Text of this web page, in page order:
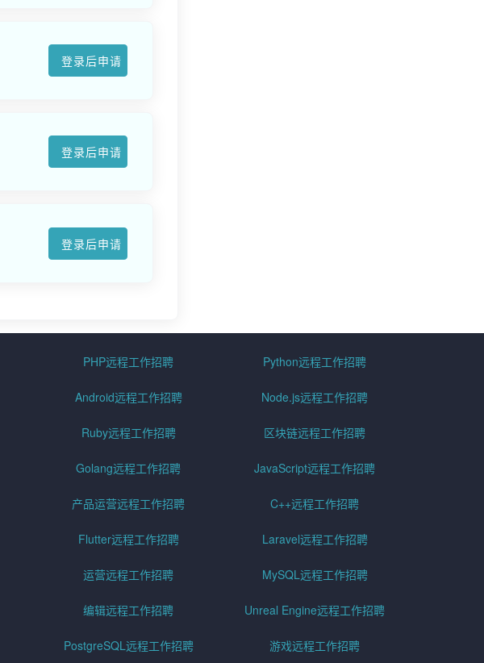
登录后申请
登录后申请
登录后申请
PHP远程工作招聘 Python远程工作招聘
Android远程工作招聘 Node.js远程工作招聘
Ruby远程工作招聘 区块链远程工作招聘
Golang远程工作招聘 JavaScript远程工作招聘
产品运营远程工作招聘 C++远程工作招聘
Flutter远程工作招聘 Laravel远程工作招聘
运营远程工作招聘 MySQL远程工作招聘
编辑远程工作招聘 Unreal Engine远程工作招聘
PostgreSQL远程工作招聘 游戏远程工作招聘